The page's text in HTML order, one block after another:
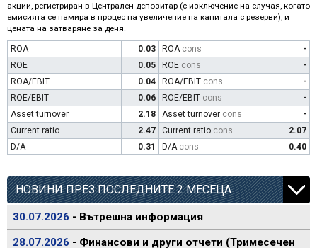
акции, регистриран в Централен депозитар (с изключение на случая, когато
емисията се намира в процес на увеличение на капитала с резерви), и
цената на затваряне за деня.
ROA 0.03 ROA cons
-
ROE
0.05 ROE cons
-
ROA/EBIT
0.04 ROA/EBIT cons
-
ROE/EBIT
0.06 ROE/EBIT cons
-
Asset turnover
2.18 Asset turnover cons
-
Current ratio
2.47 Current ratio cons
2.07
D/A
0.31 D/A cons 0.40
НОВИНИ ПРЕЗ ПОСЛЕДНИТЕ 2 МЕСЕЦА
30.07.2026 - Вътрешна информация
28.07.2026 - Финансови и други отчети (Тримесечен